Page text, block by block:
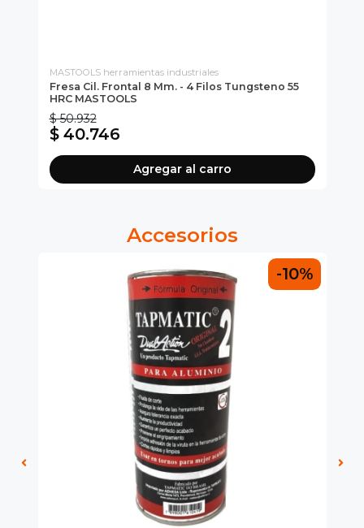
MASTOOLS herramientas industriales
Fresa Cil. Frontal 8 Mm. - 4 Filos Tungsteno 55
HRC MASTOOLS
$ 50.932
$ 40.746
Agregar al carro
Accesorios
-10%